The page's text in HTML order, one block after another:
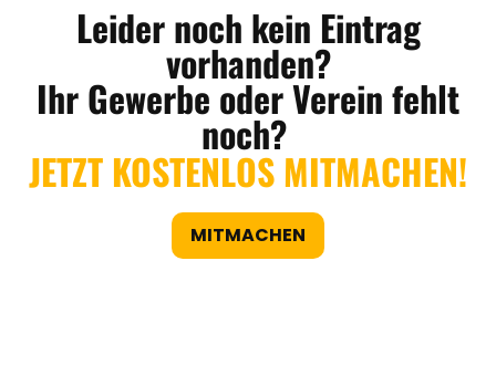
Leider noch kein Eintrag
vorhanden?
Ihr Gewerbe oder Verein fehlt
noch?
JETZT KOSTENLOS MITMACHEN!
MITMACHEN